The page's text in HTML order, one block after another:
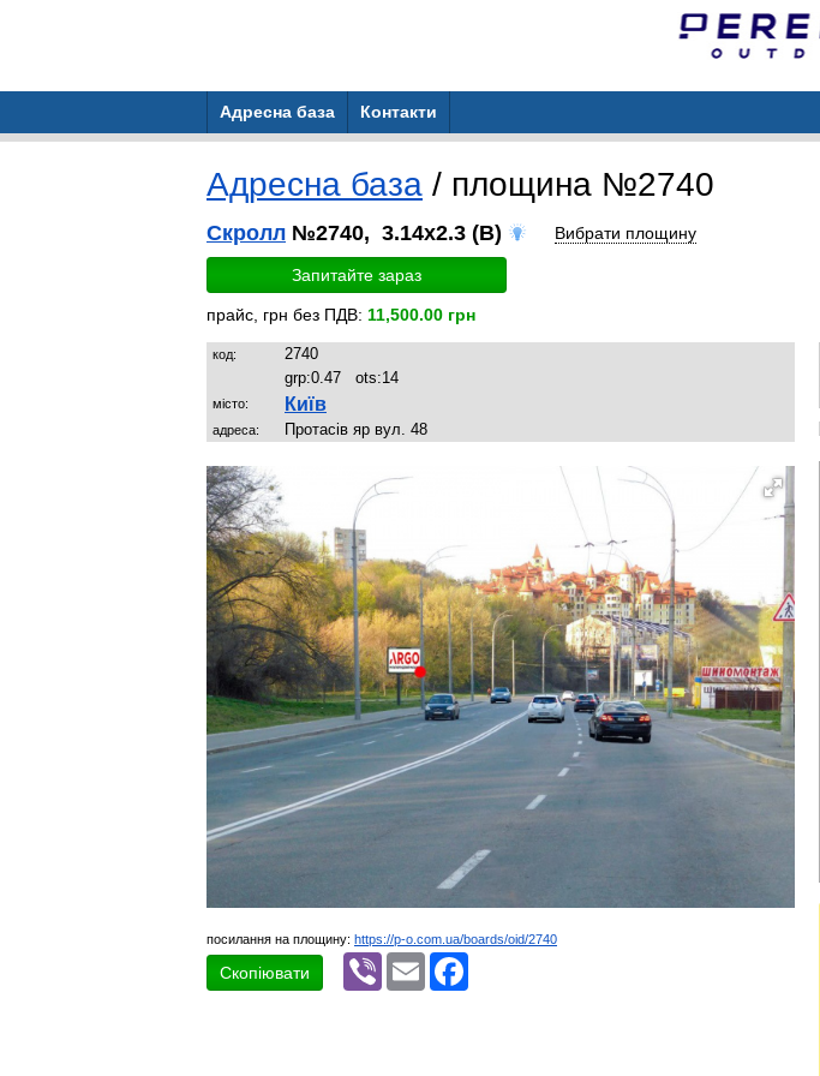
Адресна база Контакти
Адресна база / площина №2740
Скролл №2740, 3.14x2.3 (B) Вибрати площину
Запитайте зараз
прайс, грн без ПДВ: 11,500.00 грн
код:
2740
grp:0.47 ots:14
місто: Київ
адреса: Протасів яр вул. 48
посилання на площину: https://p-o.com.ua/boards/oid/2740
Скопіювати
Viber Email